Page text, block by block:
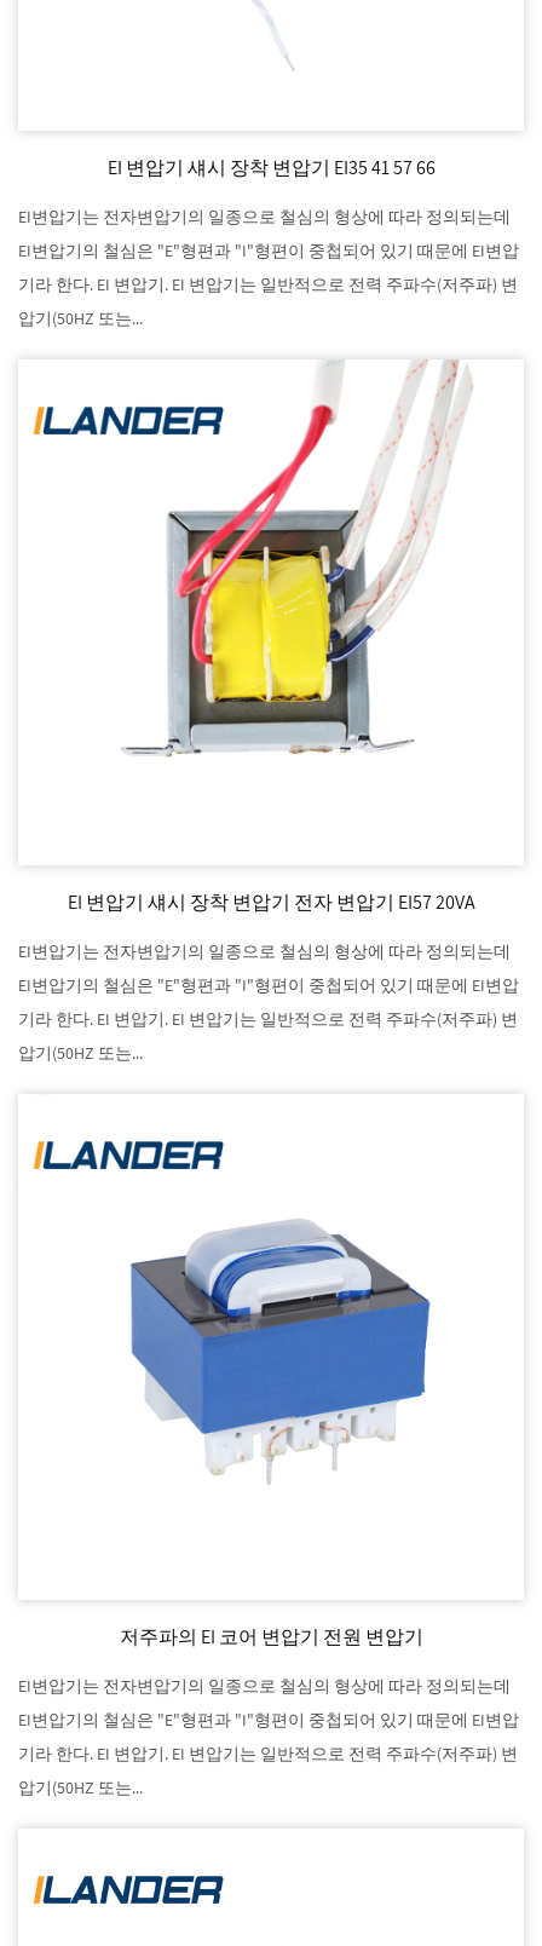
EI 변압기 섀시 장착 변압기 EI35 41 57 66
EI변압기는 전자변압기의 일종으로 철심의 형상에 따라 정의되는데
EI변압기의 철심은 "E"형편과 "I"형편이 중첩되어 있기 때문에 EI변압
기라 한다. EI 변압기. EI 변압기는 일반적으로 전력 주파수(저주파) 변
압기(50HZ 또는...
EI 변압기 섀시 장착 변압기 전자 변압기 EI57 20VA
EI변압기는 전자변압기의 일종으로 철심의 형상에 따라 정의되는데
EI변압기의 철심은 "E"형편과 "I"형편이 중첩되어 있기 때문에 EI변압
기라 한다. EI 변압기. EI 변압기는 일반적으로 전력 주파수(저주파) 변
압기(50HZ 또는...
저주파의 EI 코어 변압기 전원 변압기
EI변압기는 전자변압기의 일종으로 철심의 형상에 따라 정의되는데
EI변압기의 철심은 "E"형편과 "I"형편이 중첩되어 있기 때문에 EI변압
기라 한다. EI 변압기. EI 변압기는 일반적으로 전력 주파수(저주파) 변
압기(50HZ 또는...